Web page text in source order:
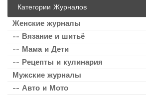
Категории Журналов
Женские журналы
-- Вязание и шитьё
-- Мама и Дети
-- Рецепты и кулинария
Мужские журналы
-- Авто и Мото